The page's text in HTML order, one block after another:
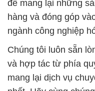
để mang lại những
hàng và đóng góp
ngành công nghiệp
Chúng tôi luôn sẵn
và hợp tác từ phía
mang lại dịch vụ